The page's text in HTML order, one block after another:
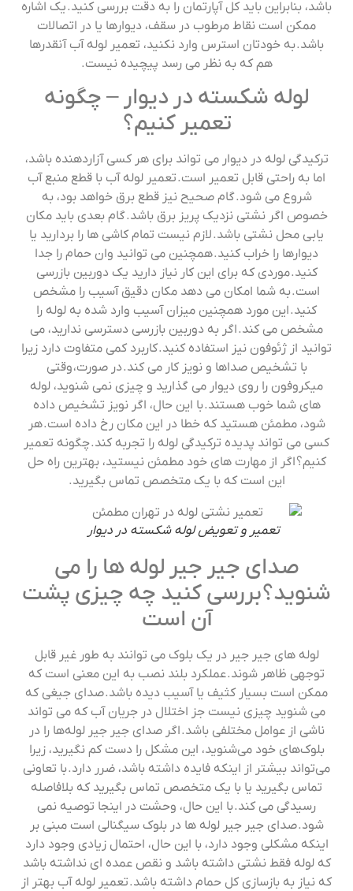
باشد، بنابراین باید کل آپارتمان را به دقت بررسی کنید. یک اشاره
ممکن است نقاط مرطوب در سقف، دیوارها یا در اتصالات
باشد. به خودتان استرس وارد نکنید، تعمیر لوله آب آنقدرها
هم که به نظر می رسد پیچیده نیست.
لوله شکسته در دیوار – چگونه
تعمیر کنیم؟
ترکیدگی لوله در دیوار می تواند برای هر کسی آزاردهنده باشد،
اما به راحتی قابل تعمیر است. تعمیر لوله آب با قطع منبع آب
شروع می شود. گام صحیح نیز قطع برق خواهد بود، به
خصوص اگر نشتی نزدیک پریز برق باشد. گام بعدی باید مکان
یابی محل نشتی باشد. لازم نیست تمام کاشی ها را بردارید یا
دیوارها را خراب کنید. همچنین می توانید وان حمام را جدا
کنید. موردی که برای این کار نیاز دارید یک دوربین بازرسی
است. به شما امکان می دهد مکان دقیق آسیب را مشخص
کنید. این مورد همچنین میزان آسیب وارد شده به لوله را
مشخص می کند. اگر به دوربین بازرسی دسترسی ندارید، می
توانید از ژئوفون نیز استفاده کنید. کاربرد کمی متفاوت دارد زیرا
با تشخیص صداها و نویز کار می کند. در صورت، وقتی
میکروفون را روی دیوار می گذارید و چیزی نمی شنوید، لوله
های شما خوب هستند. با این حال، اگر نویز تشخیص داده
شود، مطمئن هستید که خطا در این مکان رخ داده است. هر
کسی می تواند پدیده ترکیدگی لوله را تجربه کند. چگونه تعمیر
کنیم؟ اگر از مهارت های خود مطمئن نیستید، بهترین راه حل
این است که با یک متخصص تماس بگیرید.
تعمیر و تعویض لوله شکسته در دیوار
صدای جیر جیر لوله ها را می
شنوید؟ بررسی کنید چه چیزی پشت
آن است
لوله های جیر جیر در یک بلوک می توانند به طور غیر قابل
توجهی ظاهر شوند. عملکرد بلند نصب به این معنی است که
ممکن است بسیار کثیف یا آسیب دیده باشد. صدای جیغی که
می شنوید چیزی نیست جز اختلال در جریان آب که می تواند
ناشی از عوامل مختلفی باشد. اگر صدای جیر جیر لوله‌ها را در
بلوک‌های خود می‌شنوید، این مشکل را دست کم نگیرید، زیرا
می‌تواند بیشتر از اینکه فایده داشته باشد، ضرر دارد. با تعاونی
تماس بگیرید یا با یک متخصص تماس بگیرید که بلافاصله
رسیدگی می کند. با این حال، وحشت در اینجا توصیه نمی
شود. صدای جیر جیر لوله ها در بلوک سیگنالی است مبنی بر
اینکه مشکلی وجود دارد، با این حال، احتمال زیادی وجود دارد
که لوله فقط نشتی داشته باشد و نقص عمده ای نداشته باشد
که نیاز به بازسازی کل حمام داشته باشد. تعمیر لوله آب بهتر از